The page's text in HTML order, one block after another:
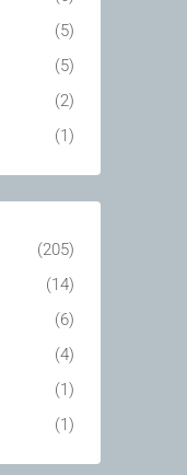
(5)
(5)
(2)
(1)
(205)
(14)
(6)
(4)
(1)
(1)